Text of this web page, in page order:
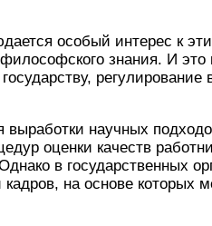
особый интерес к
знания. И
научных
оценки качеств
в государственных
кадров, на основе